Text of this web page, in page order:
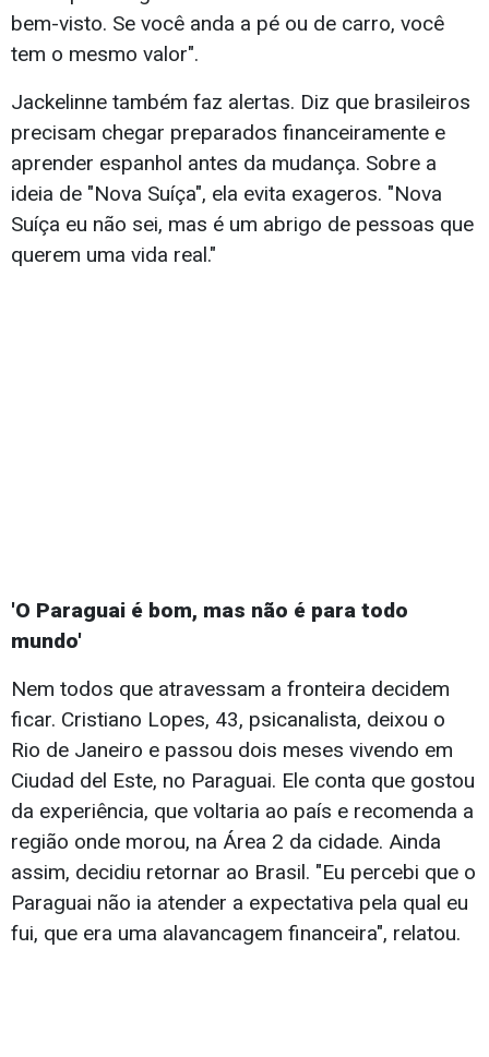
bem-visto. Se você anda a pé ou de carro, você
tem o mesmo valor".
Jackelinne também faz alertas. Diz que brasileiros
precisam chegar preparados financeiramente e
aprender espanhol antes da mudança. Sobre a
ideia de "Nova Suíça", ela evita exageros. "Nova
Suíça eu não sei, mas é um abrigo de pessoas que
querem uma vida real."
'O Paraguai é bom, mas não é para todo
mundo'
Nem todos que atravessam a fronteira decidem
ficar. Cristiano Lopes, 43, psicanalista, deixou o
Rio de Janeiro e passou dois meses vivendo em
Ciudad del Este, no Paraguai. Ele conta que gostou
da experiência, que voltaria ao país e recomenda a
região onde morou, na Área 2 da cidade. Ainda
assim, decidiu retornar ao Brasil. "Eu percebi que o
Paraguai não ia atender a expectativa pela qual eu
fui, que era uma alavancagem financeira", relatou.